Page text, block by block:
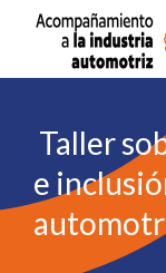
Taller
e